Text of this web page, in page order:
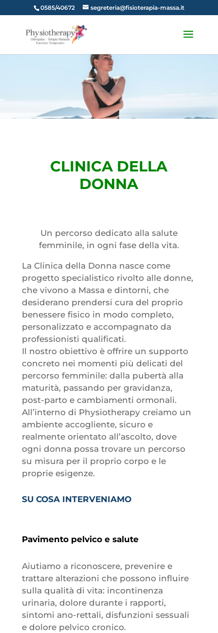
0585/40672 segreteria@fisioterapia-massa.it
CLINICA DELLA
DONNA
Un percorso dedicato alla salute
femminile, in ogni fase della vita.
La Clinica della Donna nasce come
progetto specialistico rivolto alle donne,
che vivono a Massa e dintorni, che
desiderano prendersi cura del proprio
benessere fisico in modo completo,
personalizzato e accompagnato da
professionisti qualificati.
Il nostro obiettivo è offrire un supporto
concreto nei momenti più delicati del
percorso femminile: dalla pubertà alla
maturità, passando per gravidanza,
post-parto e cambiamenti ormonali.
All’interno di Physiotherapy creiamo un
ambiente accogliente, sicuro e
realmente orientato all’ascolto, dove
ogni donna possa trovare un percorso
su misura per il proprio corpo e le
proprie esigenze.
SU COSA INTERVENIAMO
Pavimento pelvico e salute
Aiutiamo a riconoscere, prevenire e
trattare alterazioni che possono influire
sulla qualità di vita: incontinenza
urinaria, dolore durante i rapporti,
sintomi ano-rettali, disfunzioni sessuali
e dolore pelvico cronico.